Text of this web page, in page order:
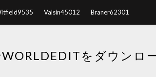
Valsin45012 Braner62301
をダウンロ